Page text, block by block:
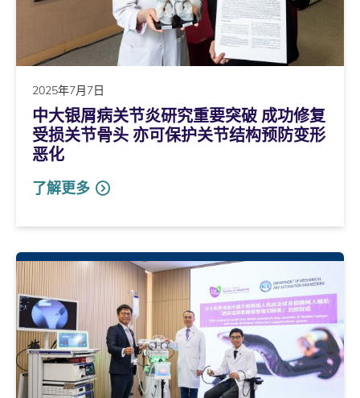
2025年7月7日
中大银屑病关节炎研究重要突破 成功修复
受损关节骨头 亦可保护关节结构预防变形
恶化
了解更多